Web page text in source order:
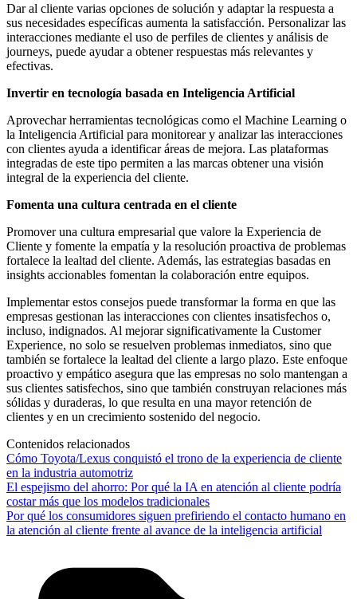
Dar al cliente varias opciones de solución y adaptar la respuesta a
sus necesidades específicas aumenta la satisfacción. Personalizar las
interacciones mediante el uso de perfiles de clientes y análisis de
journeys, puede ayudar a obtener respuestas más relevantes y
efectivas.
Invertir en tecnología basada en Inteligencia Artificial
Aprovechar herramientas tecnológicas como el Machine Learning o
la Inteligencia Artificial para monitorear y analizar las interacciones
con clientes ayuda a identificar áreas de mejora. Las plataformas
integradas de este tipo permiten a las marcas obtener una visión
integral de la experiencia del cliente.
Fomenta una cultura centrada en el cliente
Promover una cultura empresarial que valore la Experiencia de
Cliente y fomente la empatía y la resolución proactiva de problemas
fortalece la lealtad del cliente. Además, las estrategias basadas en
insights accionables fomentan la colaboración entre equipos.
Implementar estos consejos puede transformar la forma en que las
empresas gestionan las interacciones con clientes insatisfechos o,
incluso, indignados. Al mejorar significativamente la Customer
Experience, no solo se resuelven problemas inmediatos, sino que
también se fortalece la lealtad del cliente a largo plazo. Este enfoque
proactivo y empático asegura que las empresas no solo mantengan a
sus clientes satisfechos, sino que también construyan relaciones más
sólidas y duraderas, lo que resulta en una mayor retención de
clientes y en un crecimiento sostenido del negocio.
Contenidos relacionados
Cómo Toyota/Lexus conquistó el trono de la experiencia de cliente
en la industria automotriz
El espejismo del ahorro: Por qué la IA en atención al cliente podría
costar más que los modelos tradicionales
Por qué los consumidores siguen prefiriendo el contacto humano en
la atención al cliente frente al avance de la inteligencia artificial